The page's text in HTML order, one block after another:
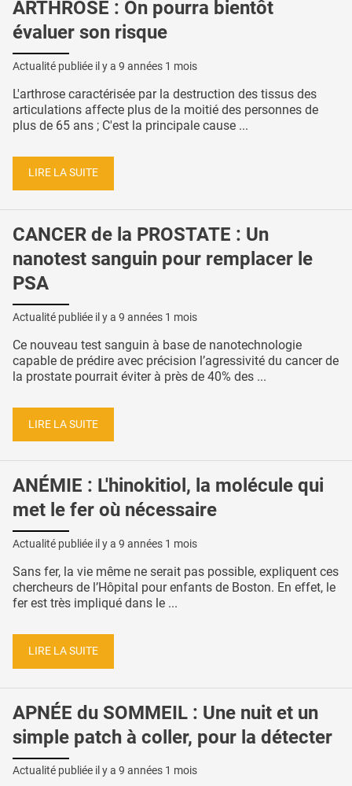
ARTHROSE : On pourra bientôt
évaluer son risque
Actualité publiée il y a 9 années 1 mois
L'arthrose caractérisée par la destruction des tissus des
articulations affecte plus de la moitié des personnes de
plus de 65 ans ; C'est la principale cause ...
LIRE LA SUITE
CANCER de la PROSTATE : Un
nanotest sanguin pour remplacer le
PSA
Actualité publiée il y a 9 années 1 mois
Ce nouveau test sanguin à base de nanotechnologie
capable de prédire avec précision l’agressivité du cancer de
la prostate pourrait éviter à près de 40% des ...
LIRE LA SUITE
ANÉMIE : L'hinokitiol, la molécule qui
met le fer où nécessaire
Actualité publiée il y a 9 années 1 mois
Sans fer, la vie même ne serait pas possible, expliquent ces
chercheurs de l’Hôpital pour enfants de Boston. En effet, le
fer est très impliqué dans le ...
LIRE LA SUITE
APNÉE du SOMMEIL : Une nuit et un
simple patch à coller, pour la détecter
Actualité publiée il y a 9 années 1 mois